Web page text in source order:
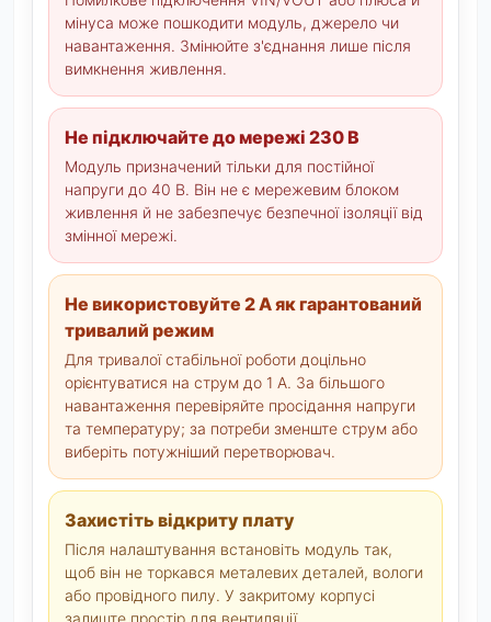
мінуса може пошкодити модуль, джерело чи
навантаження. Змінюйте з'єднання лише після
вимкнення живлення.
Не підключайте до мережі 230 В
Модуль призначений тільки для постійної
напруги до 40 В. Він не є мережевим блоком
живлення й не забезпечує безпечної ізоляції від
змінної мережі.
Не використовуйте 2 А як гарантований
тривалий режим
Для тривалої стабільної роботи доцільно
орієнтуватися на струм до 1 А. За більшого
навантаження перевіряйте просідання напруги
та температуру; за потреби зменште струм або
виберіть потужніший перетворювач.
Захистіть відкриту плату
Після налаштування встановіть модуль так,
щоб він не торкався металевих деталей, вологи
або провідного пилу. У закритому корпусі
залиште простір для вентиляції.